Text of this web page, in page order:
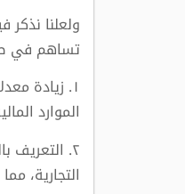
ولعلنا
تساهم في
١. زيادة
الموارد
٢. التعريف
التجارية،